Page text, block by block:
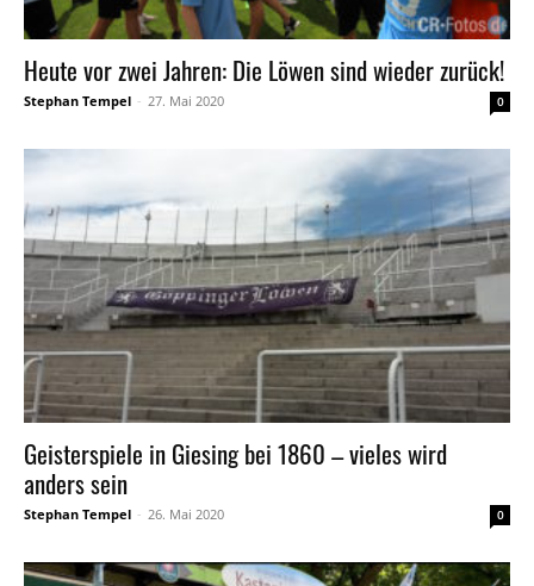
Heute vor zwei Jahren: Die Löwen sind wieder zurück!
Stephan Tempel - 27. Mai 2020 0
Geisterspiele in Giesing bei 1860 – vieles wird
anders sein
Stephan Tempel - 26. Mai 2020 0